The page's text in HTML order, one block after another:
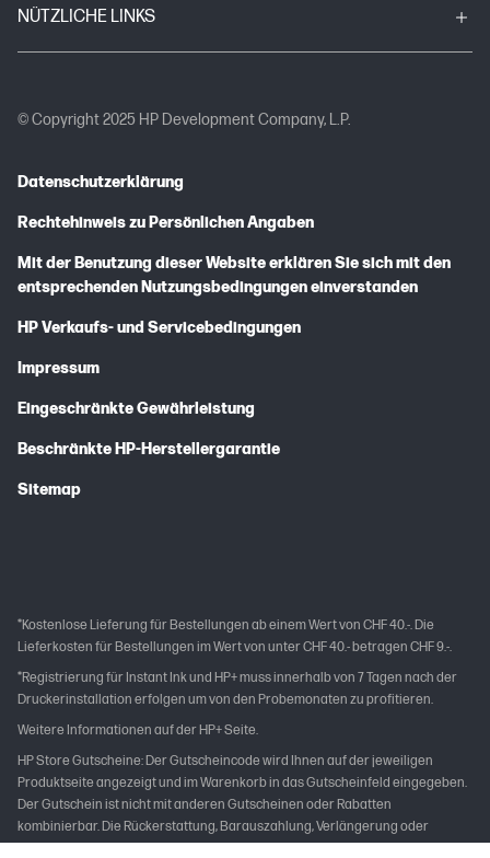
NÜTZLICHE LINKS
© Copyright 2025 HP Development Company, L.P.
Datenschutzerklärung
Rechtehinweis zu Persönlichen Angaben
Mit der Benutzung dieser Website erklären Sie sich mit den
entsprechenden Nutzungsbedingungen einverstanden
HP Verkaufs- und Servicebedingungen
Impressum
Eingeschränkte Gewährleistung
Beschränkte HP-Herstellergarantie
Sitemap
*Kostenlose Lieferung für Bestellungen ab einem Wert von CHF 40.-. Die
Lieferkosten für Bestellungen im Wert von unter CHF 40.- betragen CHF 9.-.
*Registrierung für Instant Ink und HP+ muss innerhalb von 7 Tagen nach der
Druckerinstallation erfolgen um von den Probemonaten zu profitieren.
Weitere Informationen auf der HP+ Seite.
HP Store Gutscheine: Der Gutscheincode wird Ihnen auf der jeweiligen
Produktseite angezeigt und im Warenkorb in das Gutscheinfeld eingegeben.
Der Gutschein ist nicht mit anderen Gutscheinen oder Rabatten
kombinierbar. Die Rückerstattung, Barauszahlung, Verlängerung oder